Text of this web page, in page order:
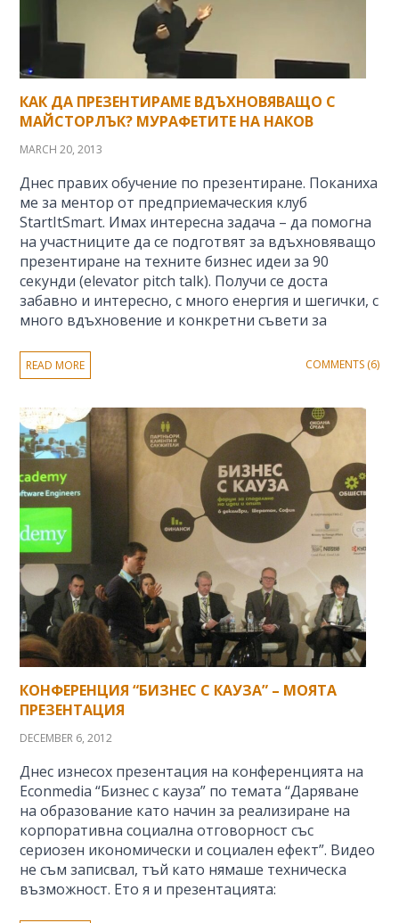
КАК ДА ПРЕЗЕНТИРАМЕ ВДЪХНОВЯВАЩО С
МАЙСТОРЛЪК? МУРАФЕТИТЕ НА НАКОВ
MARCH 20, 2013
Днес правих обучение по презентиране. Поканиха
ме за ментор от предприемаческия клуб
StartItSmart. Имах интересна задача – да помогна
на участниците да се подготвят за вдъхновяващо
презентиране на техните бизнес идеи за 90
секунди (elevator pitch talk). Получи се доста
забавно и интересно, с много енергия и шегички, с
много вдъхновение и конкретни съвети за
READ MORE COMMENTS (6)
КОНФЕРЕНЦИЯ “БИЗНЕС С КАУЗА” – МОЯТА
ПРЕЗЕНТАЦИЯ
DECEMBER 6, 2012
Днес изнесох презентация на конференцията на
Econmedia “Бизнес с кауза” по темата “Даряване
на образование като начин за реализиране на
корпоративна социална отговорност със
сериозен икономически и социален ефект”. Видео
не съм записвал, тъй като нямаше техническа
възможност. Ето я и презентацията: